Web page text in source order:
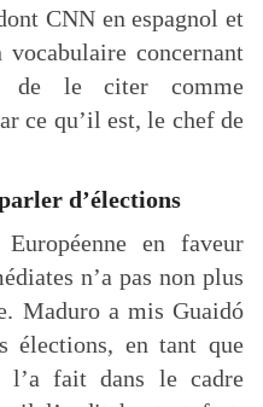
CNN en espagnol et
concernant
de le citer comme
ce qu’il est, le chef de
d’élections
en faveur
n’a pas non plus
Maduro a mis Guaidó
élections, en tant que
fait dans le cadre